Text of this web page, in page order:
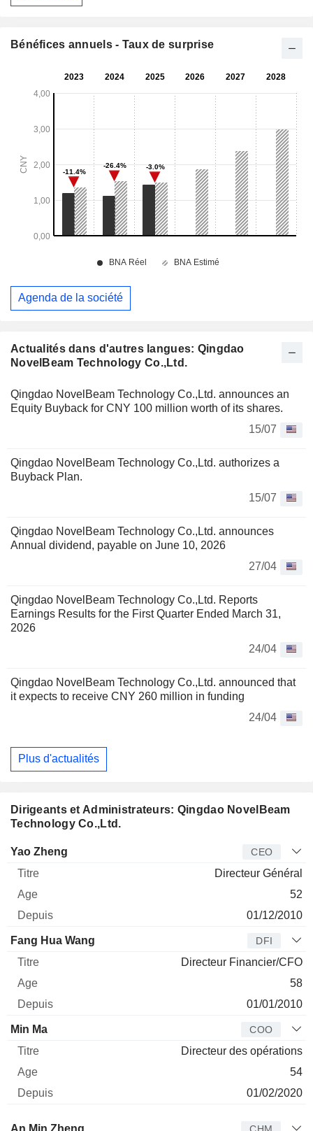
Actualités dans d'autres langues: Qingdao
NovelBeam Technology Co.,Ltd.
Qingdao NovelBeam Technology Co.,Ltd. announces an
Equity Buyback for CNY 100 million worth of its shares.
15/07
Qingdao NovelBeam Technology Co.,Ltd. authorizes a
Buyback Plan.
15/07
Qingdao NovelBeam Technology Co.,Ltd. announces
Annual dividend, payable on June 10, 2026
27/04
Qingdao NovelBeam Technology Co.,Ltd. Reports
Earnings Results for the First Quarter Ended March 31,
2026
24/04
Qingdao NovelBeam Technology Co.,Ltd. announced that
it expects to receive CNY 260 million in funding
24/04
Plus d'actualités
Dirigeants et Administrateurs: Qingdao NovelBeam
Technology Co.,Ltd.
Dirigeant Titre
Yao Zheng CEO
Directeur Général
52
01/12/2010
Fang Hua Wang DFI
Directeur Financier/CFO
58
01/01/2010
Min Ma COO
Directeur des opérations
54
01/02/2020
Administrateur
An Min Zheng
Bénéfices annuels - Taux de surprise
Agenda de la société